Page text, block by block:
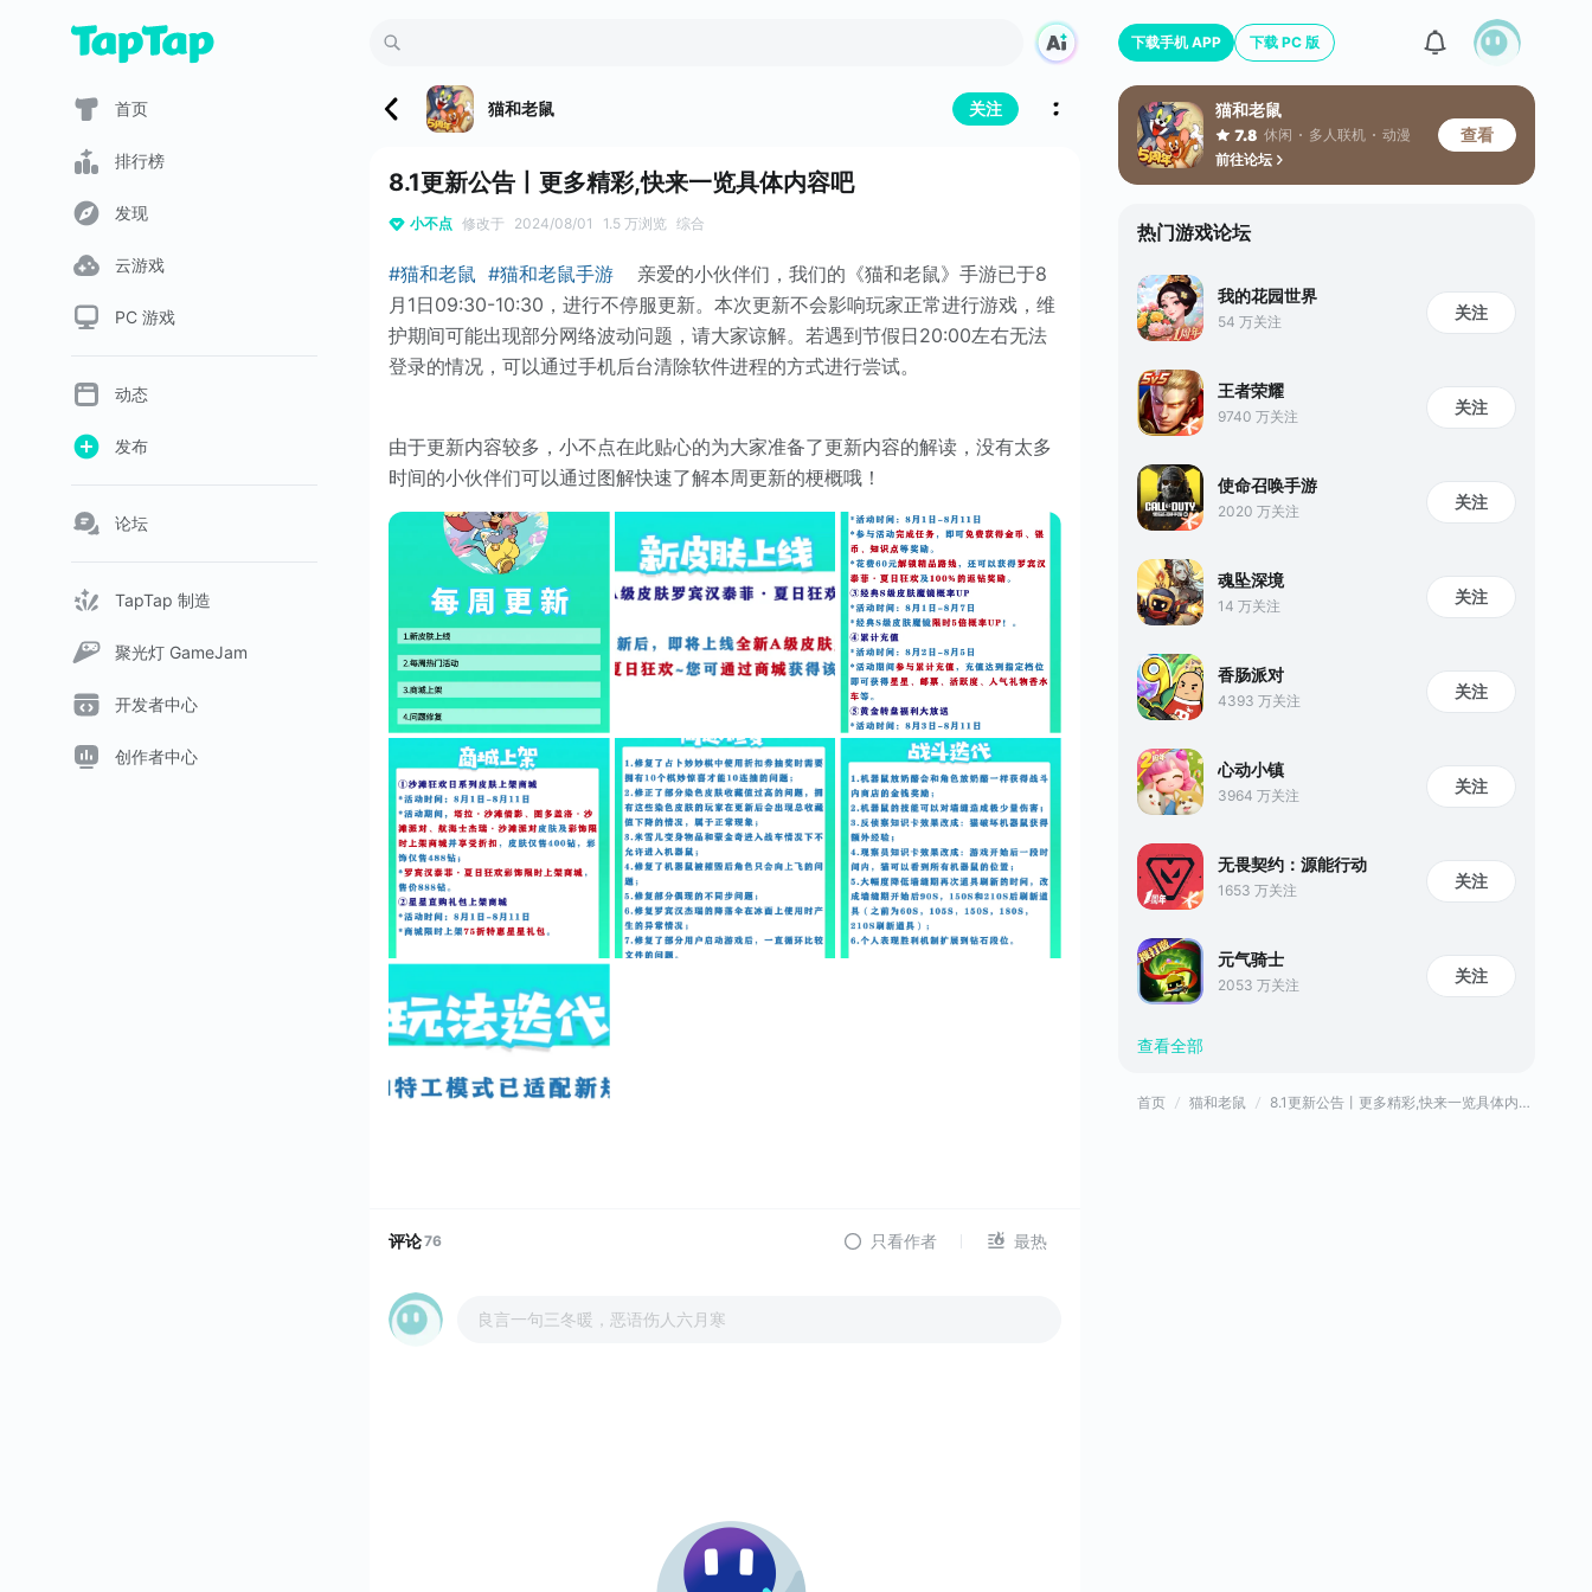
首页
排行榜
发现
云游戏
PC 游戏
动态
发布
论坛
TapTap 制造
聚光灯 GameJam
开发者中心
创作者中心
猫和老鼠 关注
8.1更新公告丨更多精彩,快来一览具体内容吧
小不点 修改于 2024/08/01 1.5 万浏览 综合
#猫和老鼠 #猫和老鼠手游 亲爱的小伙伴们，我们的《猫和老鼠》手游已于8
月1日09:30-10:30，进行不停服更新。本次更新不会影响玩家正常进行游戏，维
护期间可能出现部分网络波动问题，请大家谅解。若遇到节假日20:00左右无法
登录的情况，可以通过手机后台清除软件进程的方式进行尝试。
由于更新内容较多，小不点在此贴心的为大家准备了更新内容的解读，没有太多
时间的小伙伴们可以通过图解快速了解本周更新的梗概哦！
评论76 只看作者 最热
良言一句三冬暖，恶语伤人六月寒
下载手机 APP 下载 PC 版
猫和老鼠
7.8 休闲 多人联机
动漫
前往论坛
查看
热门游戏论坛
我的花园世界
54 万关注 关注
王者荣耀
9740 万关注 关注
使命召唤手游
2020 万关注 关注
魂坠深境
14 万关注 关注
香肠派对
4393 万关注 关注
心动小镇
3964 万关注 关注
无畏契约：源能行动
1653 万关注 关注
元气骑士
2053 万关注 关注
查看全部
首页 猫和老鼠 8.1更新公告丨更多精彩,快来一览具体内容吧